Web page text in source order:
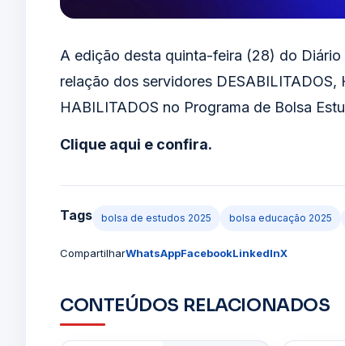
A edição desta quinta-feira (28) do
relação dos servidores
HABILITADOS no Programa de Bolsa
Clique aqui e confira.
Tags bolsa de estudos 2025 bolsa educação 2025
CompartilharWhatsAppFacebookLinkedInX
CONTEÚDOS RELACIONADOS